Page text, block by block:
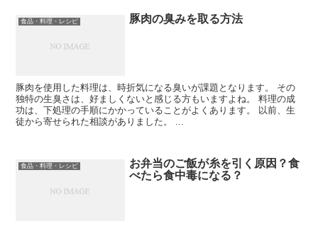
食品・料理・レシピ 豚肉の臭みを取る方法
豚肉を使用した料理は、時折気になる臭いが課題となります。 その
独特の生臭さは、好ましくないと感じる方もいますよね。 料理の成
功は、下処理の手順にかかっていることがよくあります。 以前、生
徒から寄せられた相談がありました。 ...
食品・料理・レシピ
お弁当のご飯が糸を引く原因？食
べたら食中毒になる？